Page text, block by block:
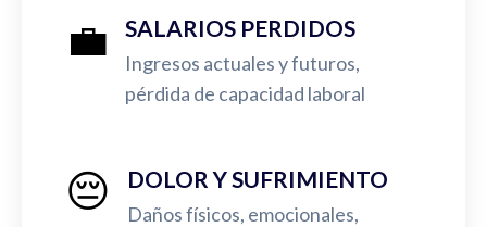
💼 SALARIOS PERDIDOS
Ingresos actuales y futuros,
pérdida de capacidad laboral
😔 DOLOR Y SUFRIMIENTO
Daños físicos, emocionales,